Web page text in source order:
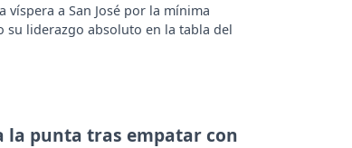
víspera a San José por la mínima
su liderazgo absoluto en la tabla del
punta tras empatar con